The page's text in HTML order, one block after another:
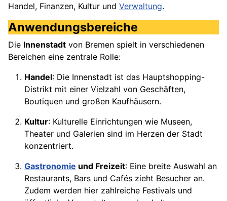
Handel, Finanzen, Kultur und Verwaltung.
Anwendungsbereiche
Die Innenstadt von Bremen spielt in verschiedenen
Bereichen eine zentrale Rolle:
Handel: Die Innenstadt ist das Hauptshopping-
Distrikt mit einer Vielzahl von Geschäften,
Boutiquen und großen Kaufhäusern.
Kultur: Kulturelle Einrichtungen wie Museen,
Theater und Galerien sind im Herzen der Stadt
konzentriert.
Gastronomie und Freizeit: Eine breite Auswahl an
Restaurants, Bars und Cafés zieht Besucher an.
Zudem werden hier zahlreiche Festivals und